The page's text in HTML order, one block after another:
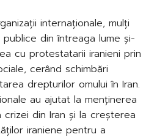
internaționale, mulți
din întreaga lume și-
cu protestatarii iranieni prin
cerând schimbări
drepturilor omului în Iran.
au ajutat la menținerea
din Iran și la creșterea
iraniene pentru a